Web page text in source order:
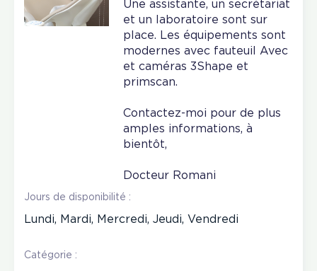
Une assistante, un secrétariat
et un laboratoire sont sur
place. Les équipements sont
modernes avec fauteuil Avec
et caméras 3Shape et
primscan.
Contactez-moi pour de plus
amples informations, à
bientôt,
Docteur Romani
Jours de disponibilité :
Lundi, Mardi, Mercredi, Jeudi, Vendredi
Catégorie :